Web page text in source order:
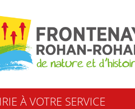
À VOTRE SERVICE